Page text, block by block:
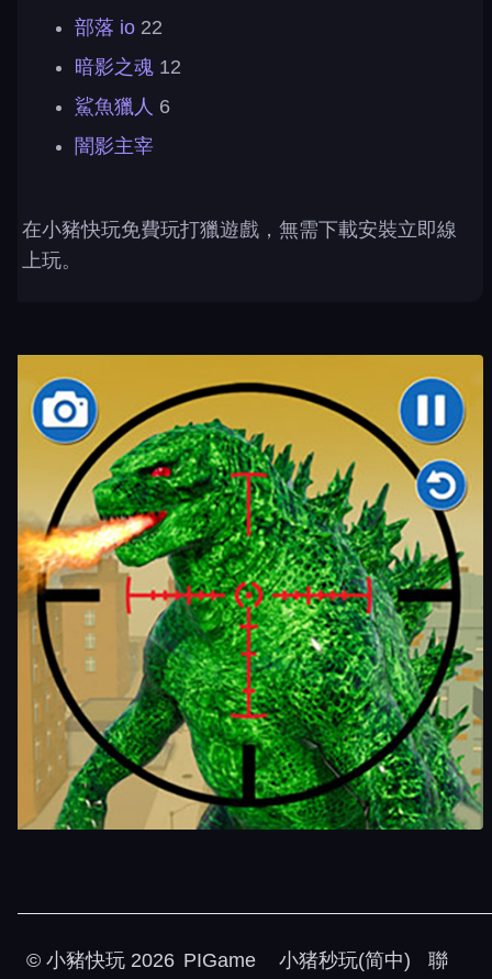
部落 io 22
暗影之魂 12
鯊魚獵人 6
闇影主宰
在小豬快玩免費玩打獵遊戲，無需下載安裝立即線
上玩。
© 小豬快玩 2026 PIGame 小猪秒玩(简中) 聯